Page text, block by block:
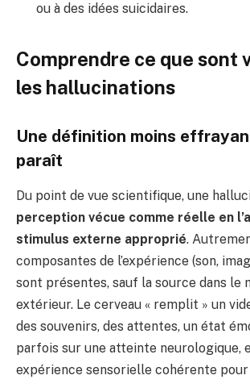
ou à des idées suicidaires.
Comprendre ce que sont
les hallucinations
Une définition moins
paraît
Du point de vue scientifique, une
perception vécue comme réelle en
stimulus externe approprié.
composantes de l’expérience (son,
sont présentes, sauf la source dans le
extérieur. Le cerveau « remplit » un
des souvenirs, des attentes, un état
parfois sur une atteinte neurologique,
expérience sensorielle cohérente pour